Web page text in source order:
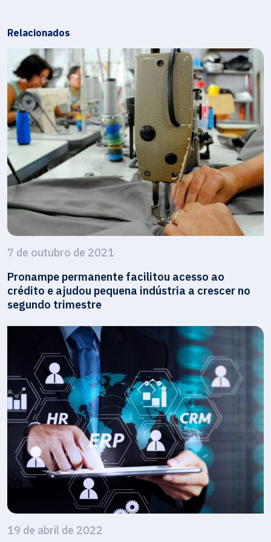
Relacionados
7 de outubro de 2021
Pronampe permanente facilitou acesso ao
crédito e ajudou pequena indústria a crescer no
segundo trimestre
19 de abril de 2022